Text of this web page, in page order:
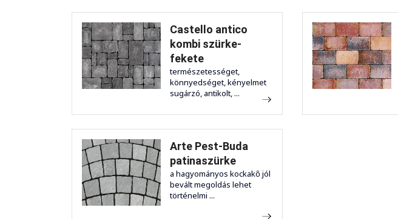
Castello antico
kombi szürke-
fekete
természetességet,
könnyedséget, kényelmet
sugárzó, antikolt, ...
Arte Pest-Buda
patinaszürke
a hagyományos kockakő jól
bevált megoldás lehet
történelmi ...